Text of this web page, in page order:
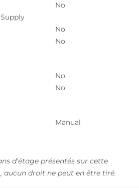
No
No
No
No
No
Manual
d'étage présentés sur cette
aucun droit ne peut en être tiré.